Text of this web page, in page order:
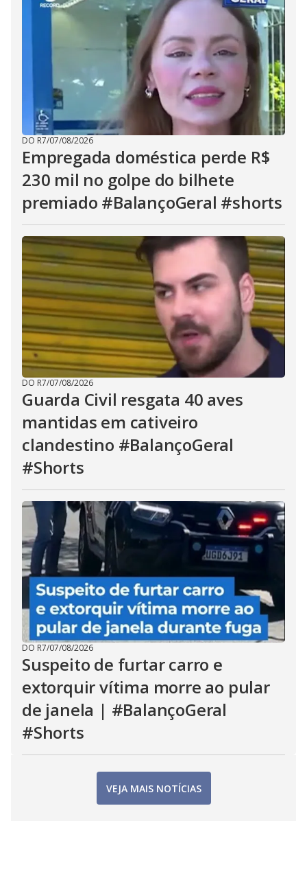
DO R7/07/08/2026
Empregada doméstica perde R$
230 mil no golpe do bilhete
premiado #BalançoGeral #shorts
DO R7/07/08/2026
Guarda Civil resgata 40 aves
mantidas em cativeiro
clandestino #BalançoGeral
#Shorts
DO R7/07/08/2026
Suspeito de furtar carro e
extorquir vítima morre ao pular
de janela | #BalançoGeral
#Shorts
VEJA MAIS NOTÍCIAS